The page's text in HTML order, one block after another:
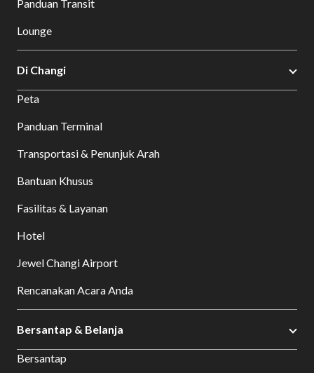
Panduan Transit
Lounge
Di Changi
Peta
Panduan Terminal
Transportasi & Penunjuk Arah
Bantuan Khusus
Fasilitas & Layanan
Hotel
Jewel Changi Airport
Rencanakan Acara Anda
Bersantap & Belanja
Bersantap